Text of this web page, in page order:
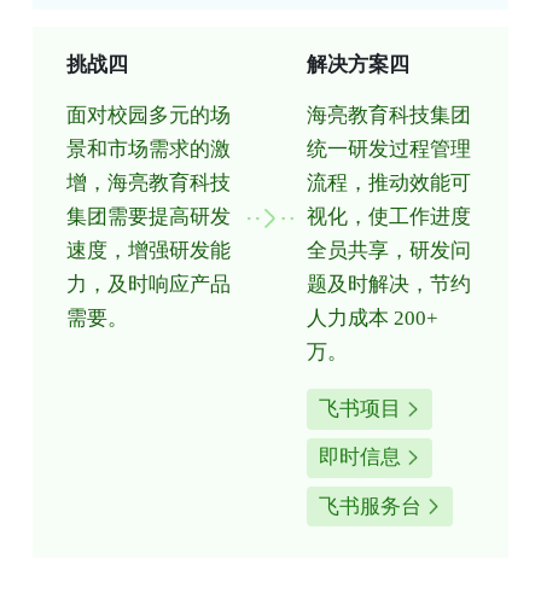
挑战四
面对校园多元的场
景和市场需求的激
增，海亮教育科技
集团需要提高研发
速度，增强研发能
力，及时响应产品
需要。
解决方案四
海亮教育科技集团
统一研发过程管理
流程，推动效能可
视化，使工作进度
全员共享，研发问
题及时解决，节约
人力成本 200+
万。
飞书项目
即时信息
飞书服务台